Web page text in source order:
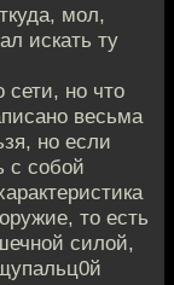
мол,
искать ту
но что
весьма
но если
с собой
то есть
силой,